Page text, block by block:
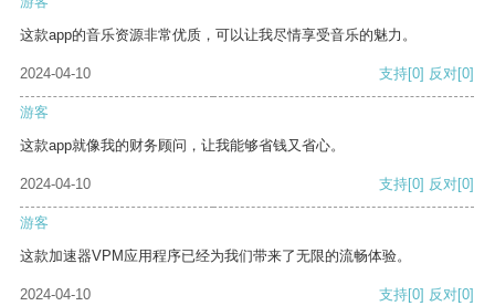
这款app的音乐资源非常优质，可以让我尽情享受音乐的魅力。
2024-04-10 支持[0] 反对[0]
游客
这款app就像我的财务顾问，让我能够省钱又省心。
2024-04-10 支持[0] 反对[0]
游客
这款加速器VPM应用程序已经为我们带来了无限的流畅体验。
2024-04-10 支持[0] 反对[0]